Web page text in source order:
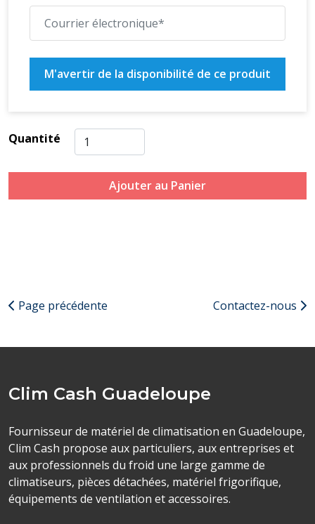
M'avertir de la disponibilité de ce produit
Quantité
Ajouter au Panier
Page précédente Contactez-nous
Clim Cash Guadeloupe
Fournisseur de matériel de climatisation en Guadeloupe,
Clim Cash propose aux particuliers, aux entreprises et
aux professionnels du froid une large gamme de
climatiseurs, pièces détachées, matériel frigorifique,
équipements de ventilation et accessoires.